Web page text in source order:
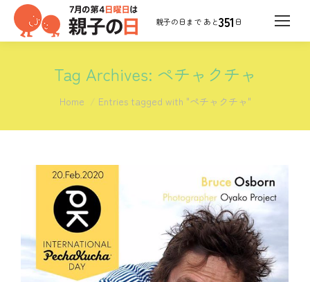
351 日
Tag Archives: ペチャクチャ
You are here:
Home Entries tagged with "ペチャクチャ"